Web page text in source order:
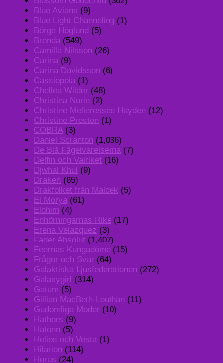
Blue Avians (9)
Blue Light Channeling (1)
Börge Höglund (5)
Brenda (549)
Camilla Nilsson (26)
Carina (9)
Carina Davidsson (6)
Cassiopeia (1)
Chellea Wilder (48)
Christina Norin (2)
Christine Melieressee Hayden (12)
Christine Preston (1)
COBRA(3)
Daniel Scranton (1,036)
De Blå Fågelvarelserna (7)
Delfin och Valriket (16)
Djwhal Khul (9)
Draken (65)
Drakfolket från Maldek (5)
El Morya (61)
Elohim (4)
Enhörningarnas Rike (17)
Erena Velazquez (3)
Fader Absolut (1,407)
Feernas Kungadöme (15)
Frågor och Svar (64)
Galaktiska Ljusfederationen (272)
Galaxygirl (314)
Gatum (5)
Gillian MacBeth-Louthan (11)
Gudomliga Moder (10)
Hathors (9)
Hatonn (5)
Helios och Vesta (1)
Hilarion (114)
Horus (24)